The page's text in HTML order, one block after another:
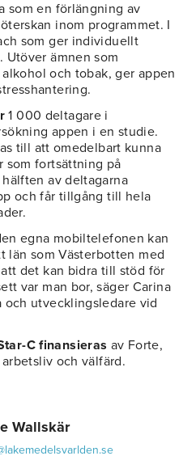
som en förlängning av
inom programmet. I
som ger individuellt
Utöver ämnen som
och tobak, ger appen
1 000 deltagare i
appen i en studie.
till att omedelbart kunna
som fortsättning på
av deltagarna
och får tillgång till hela
egna mobiltelefonen kan
län som Västerbotten med
det kan bidra till stöd för
var man bor, säger Carina
och utvecklingsledare vid
C finansieras av Forte,
och välfärd.
Wallskär